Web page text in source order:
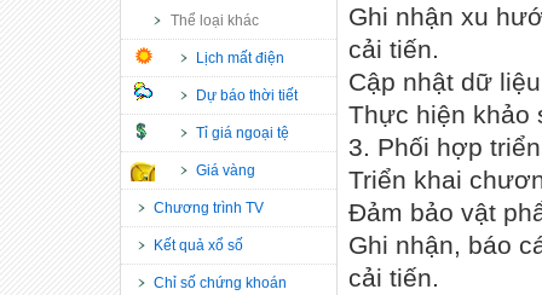
Thể loại khác
Lịch mất điện
Dự báo thời tiết
Tỉ giá ngoại tệ
Giá vàng
Chương trình TV
Kết quả xổ số
Chỉ số chứng khoán
Ghi nhận xu
cải tiến.
Cập nhật dữ
Thực hiện khảo
3. Phối hợp
Triển khai
Đảm bảo vật
Ghi nhận, báo
cải tiến.